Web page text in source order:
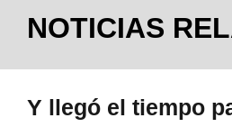
NOTICIAS
Y llegó el tiempo